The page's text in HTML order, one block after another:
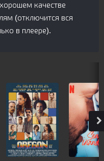
качестве
(отключится вся
в плеере).